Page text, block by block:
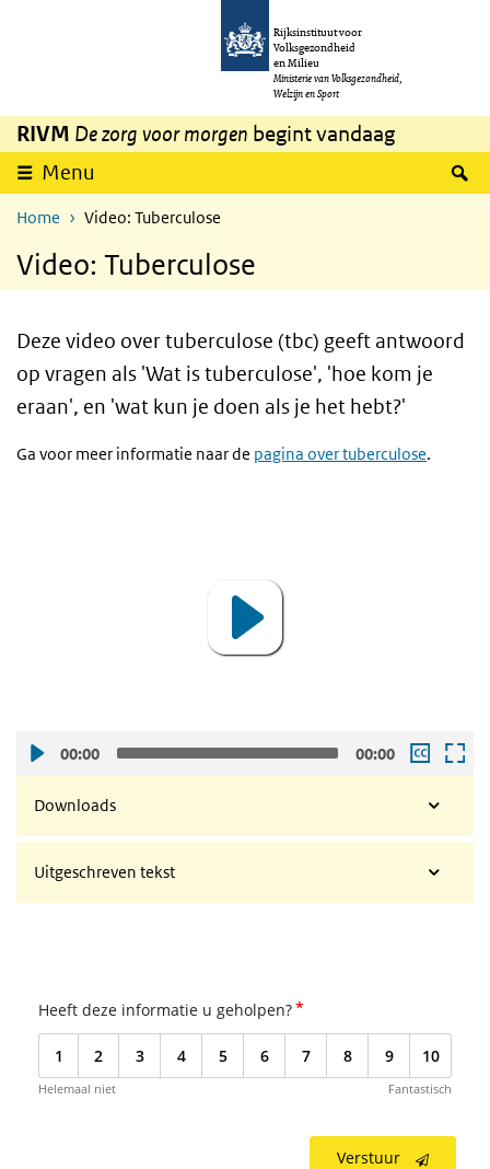
Overslaan en naar de inhoud gaan
Rijksinstituut voor
Volksgezondheid
en Milieu
Ministerie van Volksgezondheid,
Welzijn en Sport
RIVM De zorg voor morgen begint vandaag
Menu
Home Video: Tuberculose
Video: Tuberculose
Deze video over tuberculose (tbc) geeft antwoord
op vragen als 'Wat is tuberculose', 'hoe kom je
eraan', en 'wat kun je doen als je het hebt?'
Ga voor meer informatie naar de pagina over tuberculose.
00:00 00:00
Downloads
Uitgeschreven tekst
Heeft deze informatie u geholpen?*
1 2 3 4 5 6 7 8 9 10
Helemaal niet Fantastisch
Verstuur